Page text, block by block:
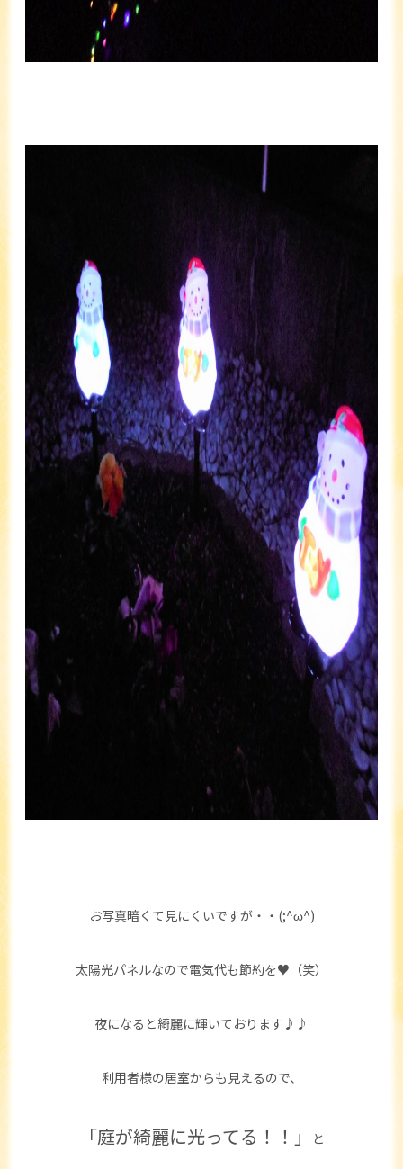
お写真暗くて見にくいですが・・(;^ω^)
太陽光パネルなので電気代も節約を♥（笑）
夜になると綺麗に輝いております♪♪
利用者様の居室からも見えるので、
「庭が綺麗に光ってる！！」 と